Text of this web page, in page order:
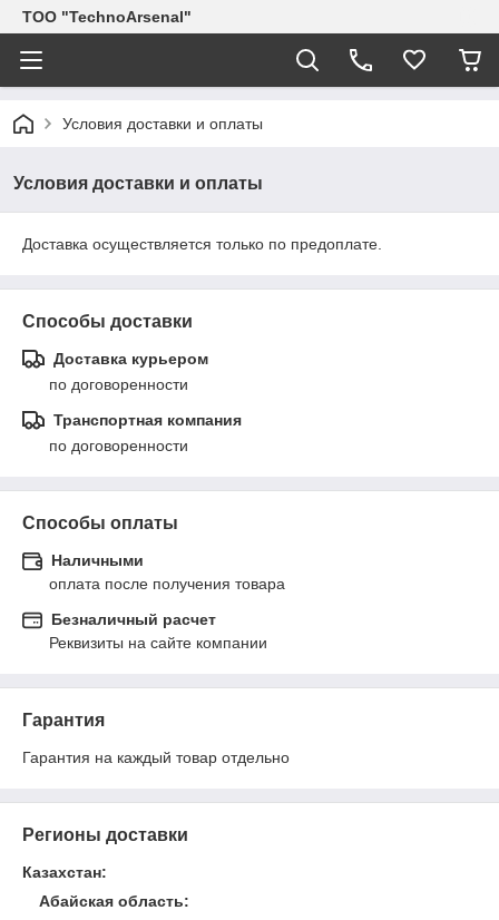
ТОО "TechnoArsenal"
Условия доставки и оплаты
Условия доставки и оплаты
Доставка осуществляется только по предоплате.
Способы доставки
Доставка курьером
по договоренности
Транспортная компания
по договоренности
Способы оплаты
Наличными
оплата после получения товара
Безналичный расчет
Реквизиты на сайте компании
Гарантия
Гарантия на каждый товар отдельно
Регионы доставки
Казахстан:
Абайская область: